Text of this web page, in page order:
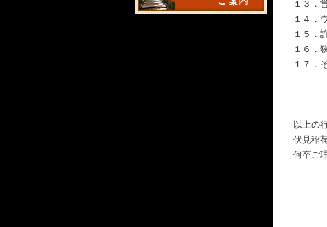
１３．
１４．
１５．
１６．
１７．
以上の
伏見稲
何卒ご